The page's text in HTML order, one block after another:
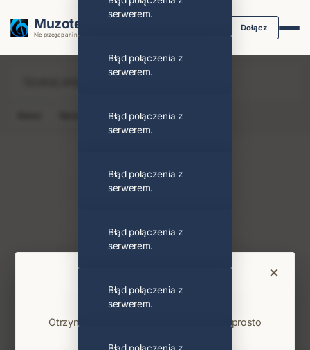
Muzoteka.pl
Nie przegap ani nuty dzięki powiadomieniom
Dołącz
Klip Album
Najnowsze wiadomości i koncerty
×
Bądź na bieżąco
Otrzymuj info o koncertach i premierach prosto
serwerem.
Błąd połączenia z
serwerem.
Błąd połączenia z
serwerem.
Błąd połączenia z
serwerem.
Błąd połączenia z
serwerem.
Błąd połączenia z
serwerem.